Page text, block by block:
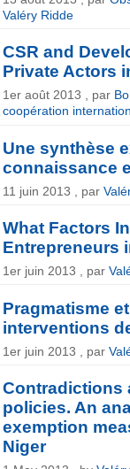
Valéry Ridde
CSR and
Private Actors
1er août 2013 , par
coopération
Une synthèse
connaissance
11 juin 2013 , par
What Factors
Entrepreneurs
1er juin 2013 , par
Pragmatisme
interventions
1er juin 2013 , par
Contradictions
policies. An
exemption
Niger